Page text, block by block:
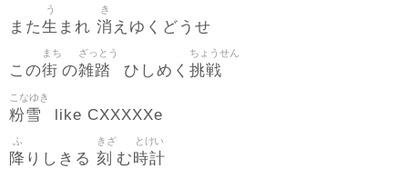
また生
う
まれ 消
き
えゆくどうせ
この街
まち
の雑踏
ざっとう
ひしめく 挑戦
ちょうせん
粉雪
こなゆき
like CXXXXXe
降
ふ
りしきる 刻
きざ
む時計
とけい